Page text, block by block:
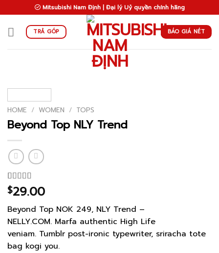
to
content
Mitsubishi Nam Định | Đại lý Uỷ quyền chính hãng
TRẢ GÓP BÁO GIÁ NÉT
HOME / WOMEN / TOPS
Beyond Top NLY Trend
Rated
3.50out
based on
4
customer
$29.00
Beyond Top NOK 249, NLY Trend –
NELLY.COM. Marfa authentic High Life
veniam. Tumblr post-ironic typewriter, sriracha tote
bag kogi you.